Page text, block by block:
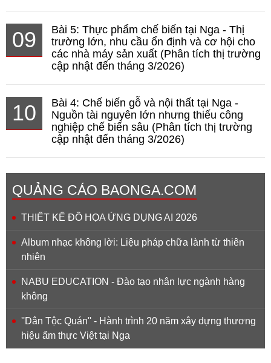
09
Bài 5: Thực phẩm chế biến tại Nga - Thị
trường lớn, nhu cầu ổn định và cơ hội cho
các nhà máy sản xuất (Phân tích thị trường
cập nhật đến tháng 3/2026)
10
Bài 4: Chế biến gỗ và nội thất tại Nga -
Nguồn tài nguyên lớn nhưng thiếu công
nghiệp chế biến sâu (Phân tích thị trường
cập nhật đến tháng 3/2026)
QUẢNG CÁO BAONGA.COM
THIẾT KẾ ĐỒ HỌA ỨNG DỤNG AI 2026
Album nhạc không lời: Liệu pháp chữa lành từ thiên
nhiên
NABU EDUCATION - Đào tạo nhân lực ngành hàng
không
''Dân Tộc Quán'' - Hành trình 20 năm xây dựng thương
hiệu ẩm thực Việt tại Nga